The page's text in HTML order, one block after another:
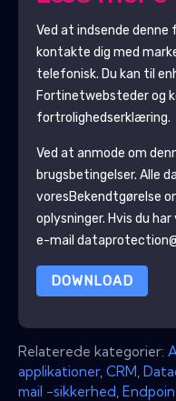
Ved at indsende
kontakte dig med
telefonisk. Du kan til
Fortinetwebsteder og
fortrolighedserklæring.
Ved at anmode om
brugsbetingelser. Alle
voresBekendtgørelse
oplysninger. Hvis du
e-mail
DOWNLOAD
Relaterede kategorier:
applikationer, CRM
mail -sikkerhed